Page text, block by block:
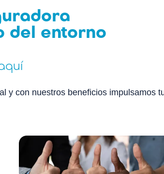
del entorno
y con nuestros beneficios impulsamos